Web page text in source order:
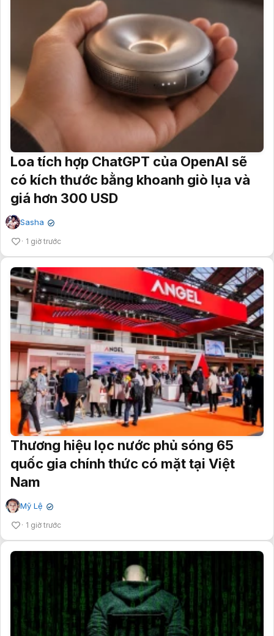
Loa tích hợp ChatGPT của OpenAI sẽ
có kích thước bằng khoanh giò lụa và
giá hơn 300 USD
Sasha ✔
1 giờ trước
Thương hiệu lọc nước phủ sóng 65
quốc gia chính thức có mặt tại Việt
Nam
Mỹ Lệ ✔
1 giờ trước